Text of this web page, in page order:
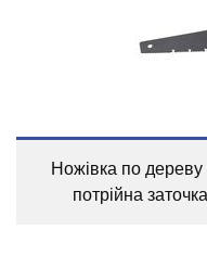
Ножівка по
потрійна